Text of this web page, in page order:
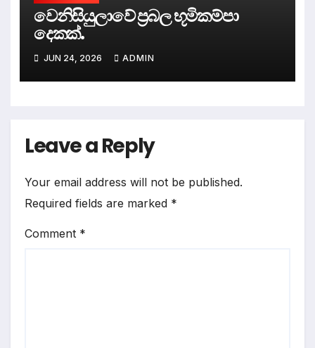
වෙනිසියුලාවේ ප්‍රබල භූමිකම්පා
දෙකක්.
JUN 24, 2026 ADMIN
Leave a Reply
Your email address will not be published.
Required fields are marked *
Comment *